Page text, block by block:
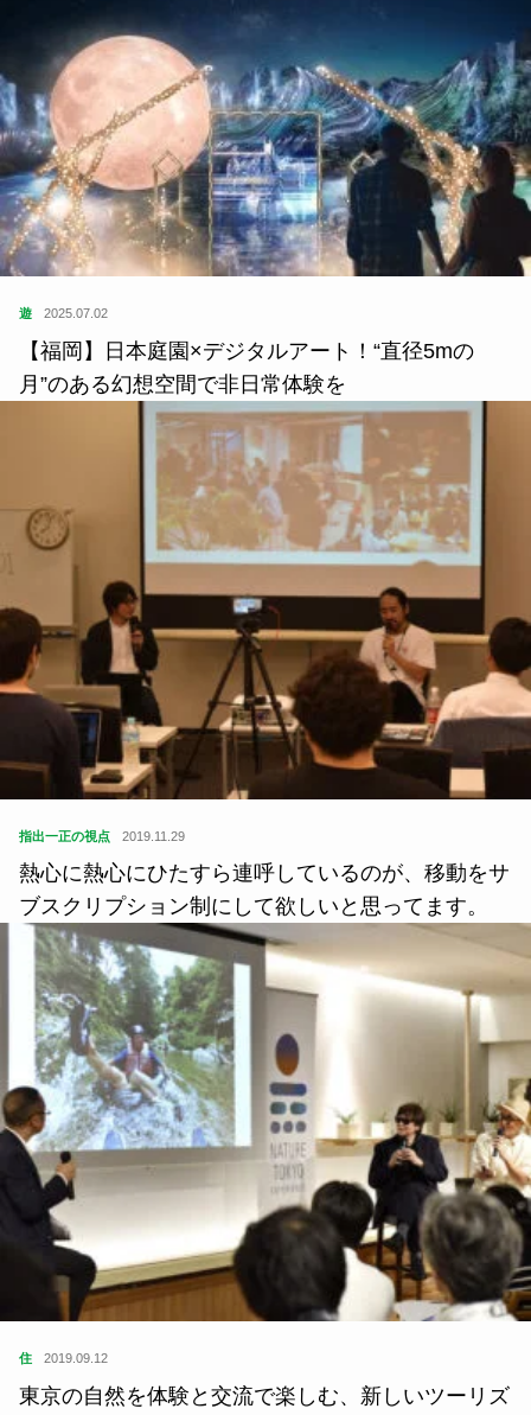
遊 2025.07.02
【福岡】日本庭園×デジタルアート！“直径5mの
月”のある幻想空間で非日常体験を
指出一正の視点 2019.11.29
熱心に熱心にひたすら連呼しているのが、移動をサ
ブスクリプション制にして欲しいと思ってます。
住 2019.09.12
東京の自然を体験と交流で楽しむ、新しいツーリズ